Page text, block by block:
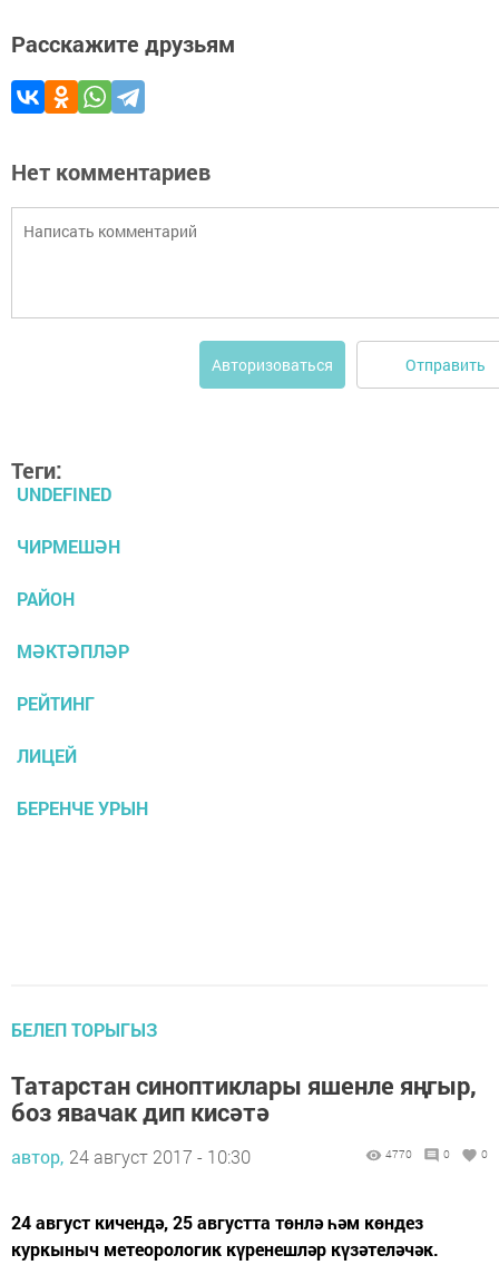
Расскажите друзьям
Нет комментариев
Авторизоваться Отправить
Теги:
UNDEFINED
ЧИРМЕШӘН
РАЙОН
МӘКТӘПЛӘР
РЕЙТИНГ
ЛИЦЕЙ
БЕРЕНЧЕ УРЫН
БЕЛЕП ТОРЫГЫЗ
Татарстан синоптиклары яшенле яңгыр,
боз явачак дип кисәтә
автор, 24 август 2017 - 10:30 4770 0 0
24 август кичендә, 25 августта төнлә һәм көндез
куркыныч метеорологик күренешләр күзәтеләчәк.